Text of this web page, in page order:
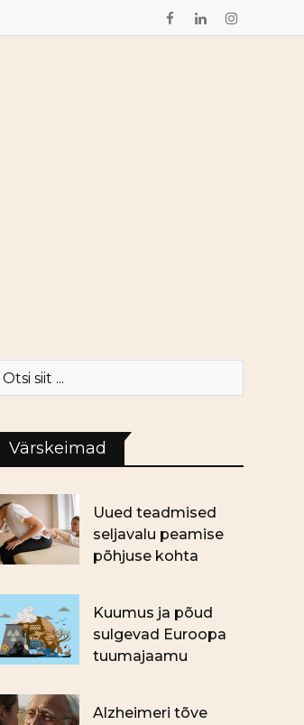
Värskeimad
Uued teadmised
seljavalu peamise
põhjuse kohta
Kuumus ja põud
sulgevad Euroopa
tuumajaamu
Alzheimeri tõve